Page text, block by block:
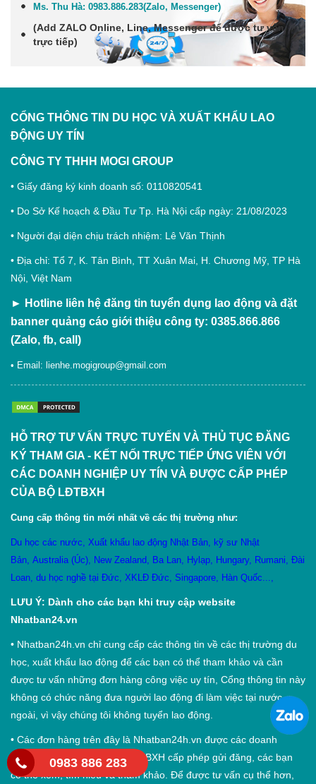
Ms. Thu Hà: 0983.886.283(Zalo, Messenger)
(Add ZALO Online, Line, Messengerđể được tư vấn
trực tiếp)
CỔNG THÔNG TIN DU HỌC VÀ XUẤT KHẨU LAO
ĐỘNG UY TÍN
CÔNG TY THHH MOGI GROUP
• Giấy đăng ký kinh doanh số: 0110820541
• Do Sở Kế hoạch & Đầu Tư Tp. Hà Nội cấp ngày: 21/08/2023
• Người đại diện chịu trách nhiệm: Lê Văn Thịnh
• Địa chỉ: Tổ 7, K. Tân Bình, TT Xuân Mai, H. Chương Mỹ, TP Hà
Nội, Việt Nam
► Hotline liên hệ đăng tin tuyển dụng lao động và đặt
banner quảng cáo giới thiệu công ty: 0385.866.866
(Zalo, fb, call)
• Email: lienhe.mogigroup@gmail.com
HỖ TRỢ TƯ VẤN TRỰC TUYẾN VÀ THỦ TỤC ĐĂNG
KÝ THAM GIA - KẾT NỐI TRỰC TIẾP ỨNG VIÊN VỚI
CÁC DOANH NGHIỆP UY TÍN VÀ ĐƯỢC CẤP PHÉP
CỦA BỘ LĐTBXH
Cung cấp thông tin mới nhất về các thị trường như:
Du học các nước Xuất khẩu lao động Nhật Bản
kỹ sư Nhật
Bản Australia (Úc) New Zealand Ba Lan Hylạp Hungary, Rumani Đài
Loan du học nghề tại Đức XKLĐ Đức Singapore Hàn Quốc
LƯU Ý: Dành cho các bạn khi truy cập website
Nhatban24.vn
• Nhatban24h.vn chỉ cung cấp các thông tin về các thị trường du
học, xuất khẩu lao động để các bạn có thể tham khảo và cần
được tư vấn những đơn hàng công việc uy tín, Cổng thông tin này
không có chức năng đưa người lao động đi làm việc tại nước
ngoài, vì vậy chúng tôi không tuyển lao động.
• Các đơn hàng trên đây là Nhatban24h.vn được các doanh
nghiệp uy tín đã được Bộ LĐTBXH cấp phép gửi đăng, các bạn
có thể xem, tìm hiểu và tham khảo. Để được tư vấn cụ thể hơn,
0983 886 283